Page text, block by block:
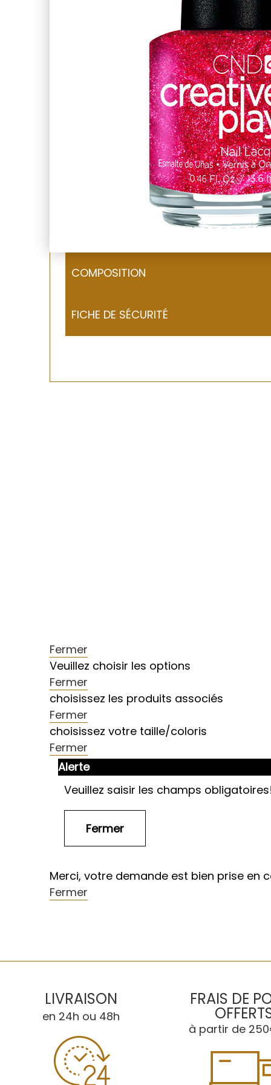
COMPOSITION
FICHE DE SÉCURITÉ
Fermer
Veuillez choisir les options
Fermer
choisissez les produits associés
Fermer
choisissez votre taille/coloris
Fermer
Alerte
Veuillez saisir les champs
Merci, votre demande est bien prise en
Fermer
LIVRAISON
en 24h ou 48h
FRAIS DE
à partir de